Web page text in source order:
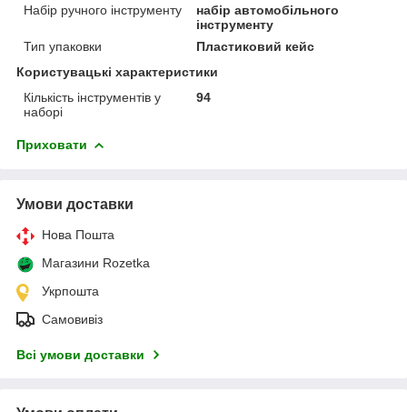
Набір ручного інструменту
набір автомобільного
інструменту
Тип упаковки
Пластиковий кейс
Користувацькі характеристики
Кількість інструментів у
наборі
94
Приховати
Умови доставки
Нова Пошта
Магазини Rozetka
Укрпошта
Самовивіз
Всі умови доставки